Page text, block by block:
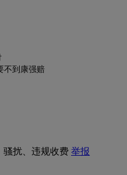
不到康强赔
骚扰、违规收费举报